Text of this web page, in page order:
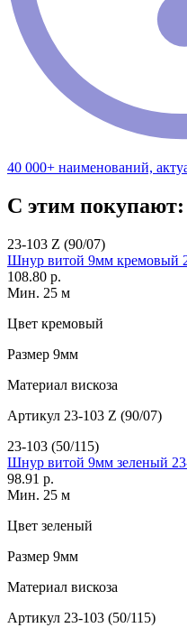
40 000+ наименований,
С этим покупают:
23-103 Z (90/07)
Шнур витой 9мм кремовый
108.80 р.
Мин. 25 м
Цвет кремовый
Размер 9мм
Материал вискоза
Артикул 23-103 Z (90/07)
23-103 (50/115)
Шнур витой 9мм зеленый
98.91 р.
Мин. 25 м
Цвет зеленый
Размер 9мм
Материал вискоза
Артикул 23-103 (50/115)